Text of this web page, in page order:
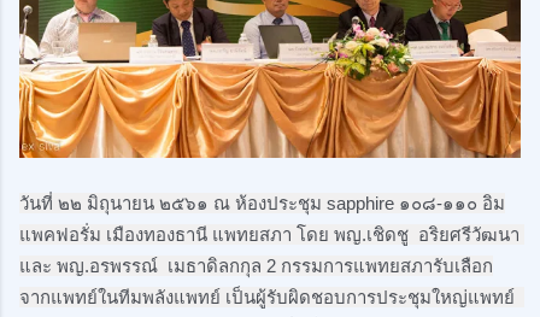
วันที่ ๒๒ มิถุนายน ๒๕๖๑ ณ ห้องประชุม sapphire ๑๐๘-๑๑๐ อิม
แพคฟอรั่ม เมืองทองธานี แพทยสภา โดย พญ.เชิดชู  อริยศรีวัฒนา
และ พญ.อรพรรณ์  เมธาดิลกกุล 2 กรรมการแพทยสภารับเลือก
จากแพทย์ในทีมพลังแพทย์ เป็นผู้รับผิดชอบการประชุมใหญ่แพทย์